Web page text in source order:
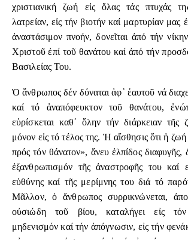
χριστιανική ζωή εἰς ὅλας τάς πτυχάς
λατρείαν, εἰς τήν βιοτήν καί μαρτυρίαν
ἀναστάσιμον πνοήν, δονεῖται ἀπό τήν
Χριστοῦ ἐπί τοῦ θανάτου καί ἀπό τήν
Βασιλείας Του.
Ὁ ἄνθρωπος δέν δύναται ἀφ᾿ ἑαυτοῦ νά
καί τό ἀναπόφευκτον τοῦ θανάτου,
εὑρίσκεται καθ᾿ ὅλην τήν διάρκειαν τῆς
μόνον εἰς τό τέλος της. Ἡ αἴσθησις ὅτι ἡ ζωή
πρός τόν θάνατον», ἄνευ ἐλπίδος διαφυγῆς,
ἐξανθρωπισμόν τῆς ἀναστροφῆς του καί
εὐθύνης καί τῆς μερίμνης του διά τό
Μᾶλλον, ὁ ἄνθρωπος συρρικνώνεται,
οὐσιώδη τοῦ βίου, καταλήγει εἰς
μηδενισμόν καί τήν ἀπόγνωσιν, εἰς τήν